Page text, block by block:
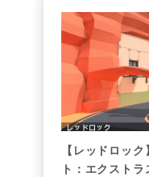
【レッドロッ
ト：エクスト